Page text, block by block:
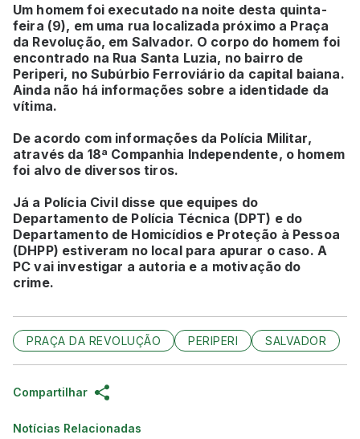
Um homem foi executado na noite desta quinta-
feira (9), em uma rua localizada próximo a Praça
da Revolução, em Salvador. O corpo do homem foi
encontrado na Rua Santa Luzia, no bairro de
Periperi, no Subúrbio Ferroviário da capital baiana.
Ainda não há informações sobre a identidade da
vítima.
De acordo com informações da Polícia Militar,
através da 18ª Companhia Independente, o homem
foi alvo de diversos tiros.
Já a Polícia Civil disse que equipes do
Departamento de Polícia Técnica (DPT) e do
Departamento de Homicídios e Proteção à Pessoa
(DHPP) estiveram no local para apurar o caso. A
PC vai investigar a autoria e a motivação do
crime.
PRAÇA DA REVOLUÇÃO PERIPERI SALVADOR
Compartilhar
Notícias Relacionadas